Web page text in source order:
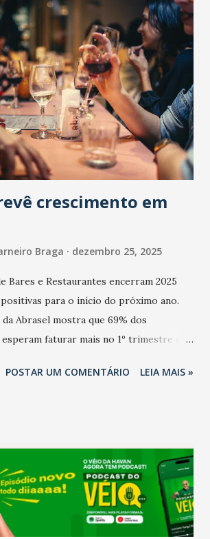
crescimento em
Braga dezembro 25, 2025
Bares e Restaurantes encerram 2025
para o início do próximo ano.
Abrasel mostra que 69% dos
faturar mais no 1º trimestre de
deste ano, 56% também
de fim de ano e pelo pagamento do 13º
maior de trabalhadores, já que o
de desemprego dos anos recentes.
em novembro de 2025, 40% dos
operaram com lucro e outros 40%
POSTAR UM COMENTÁRIO LEIA MAIS »